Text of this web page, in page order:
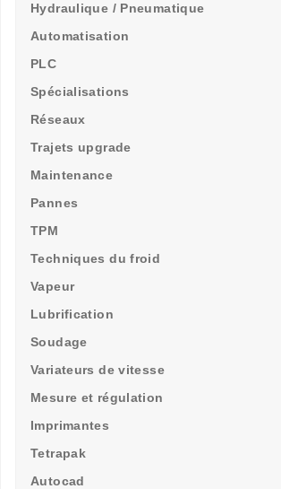
Hydraulique / Pneumatique
Automatisation
PLC
Spécialisations
Réseaux
Trajets upgrade
Maintenance
Pannes
TPM
Techniques du froid
Vapeur
Lubrification
Soudage
Variateurs de vitesse
Mesure et régulation
Imprimantes
Tetrapak
Autocad